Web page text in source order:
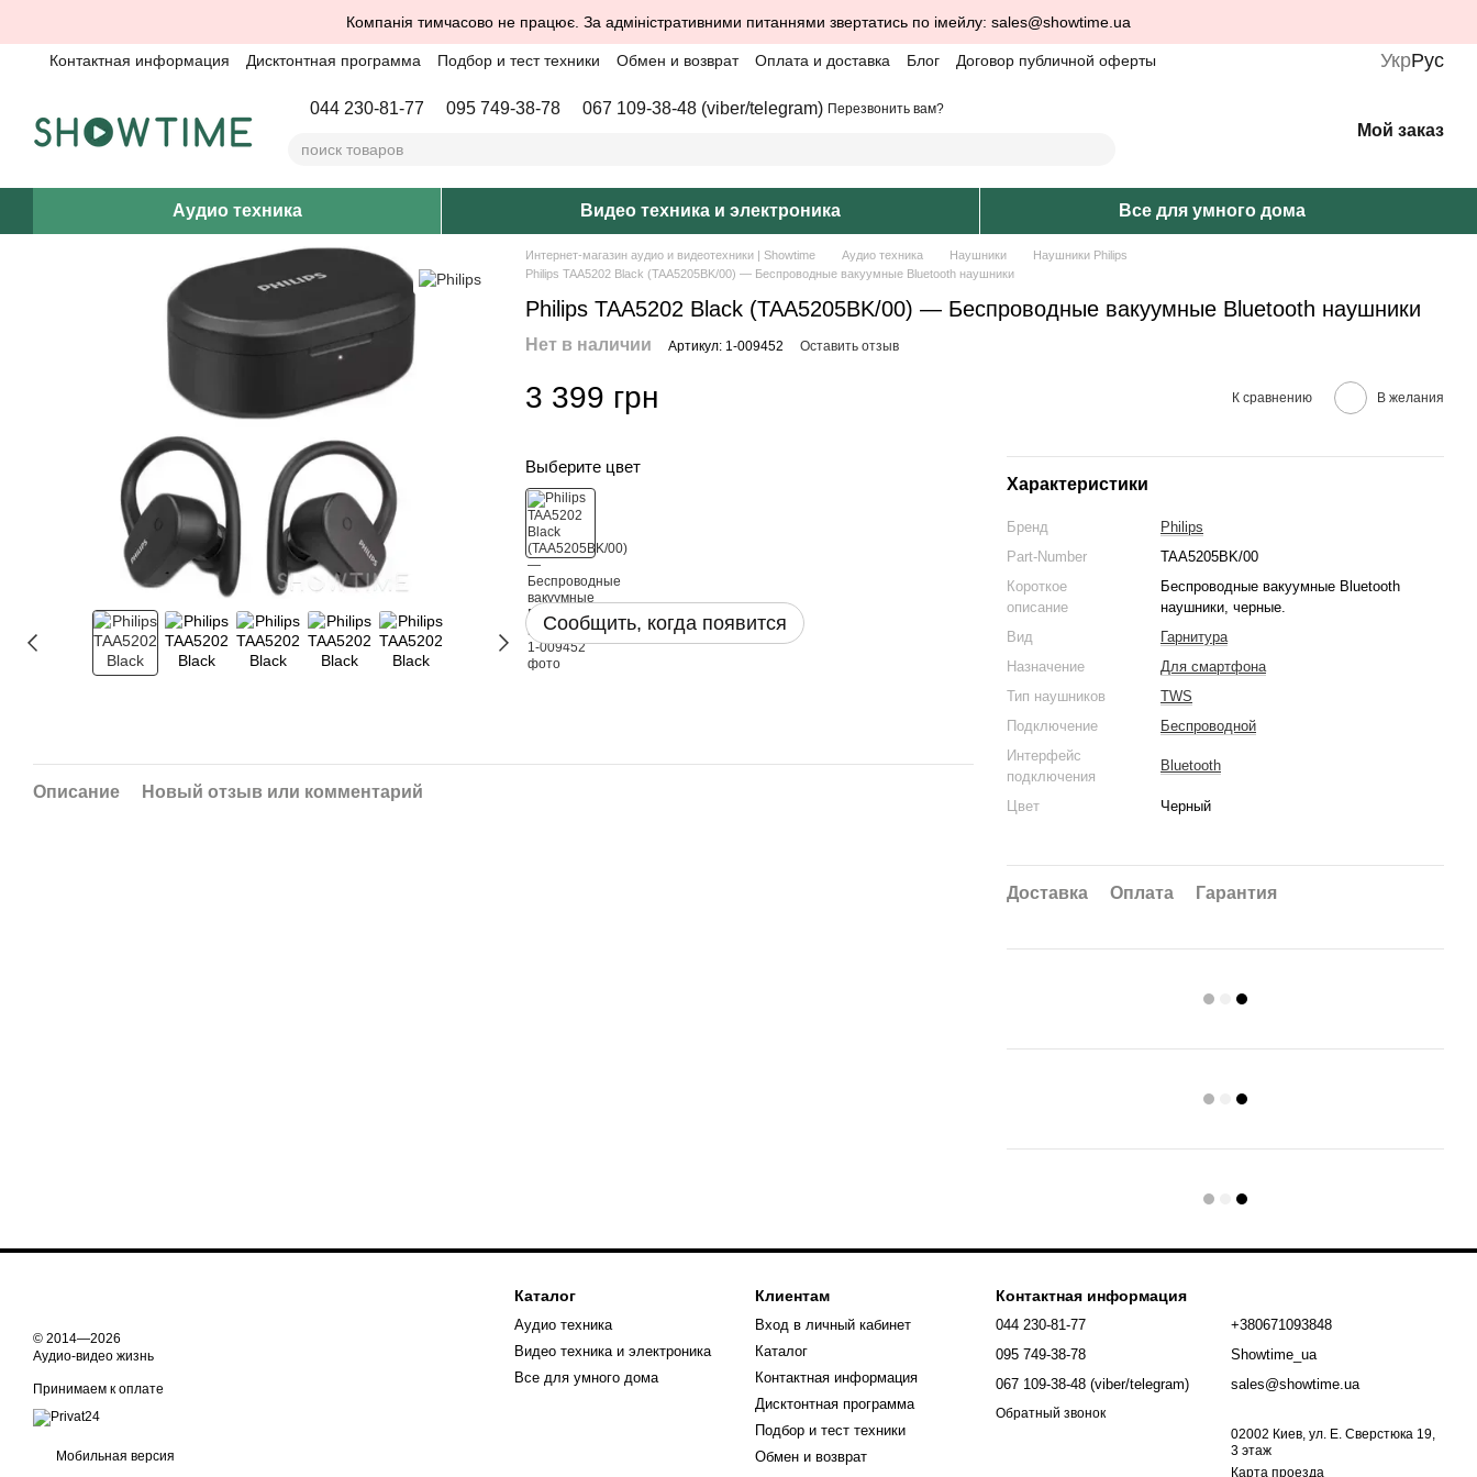
Компанія тимчасово не працює. За адміністративними питаннями звертатись по імейлу: sales@showtime.ua
Контактная информация Дисктонтная программа Подбор и тест техники Обмен и возврат Оплата и доставка Блог Договор публичной оферты УкрРус
044 230-81-77 095 749-38-78 067 109-38-48 (viber/telegram) Перезвонить вам?
Мой заказ
Аудио техника Видео техника и электроника Все для умного дома
Интернет-магазин аудио и видеотехники | Showtime Аудио техника Наушники
Наушники Philips
Philips TAA5202 Black (TAA5205BK/00) — Беспроводные вакуумные Bluetooth наушники
Philips TAA5202 Black (TAA5205BK/00) — Беспроводные вакуумные Bluetooth наушники
Нет в наличии Артикул: 1-009452 Оставить отзыв
3 399 грн К сравнению В желания
Выберите цвет
Сообщить, когда появится
Характеристики
Бренд
Philips
Part-Number
TAA5205BK/00
Короткое
описание
Беспроводные вакуумные Bluetooth
наушники, черные.
Вид
Гарнитура
Назначение
Для смартфона
Тип наушников
TWS
Подключение
Беспроводной
Интерфейс
подключения
Bluetooth
Цвет Черный
Доставка Оплата Гарантия
Описание Новый отзыв или комментарий
© 2014—2026
Аудио-видео жизнь
Принимаем к оплате
Мобильная версия
Каталог
Аудио техника
Видео техника и электроника
Все для умного дома
Клиентам
Вход в личный кабинет
Каталог
Контактная информация
Дисктонтная программа
Подбор и тест техники
Обмен и возврат
Контактная информация
044 230-81-77
095 749-38-78
067 109-38-48 (viber/telegram)
Обратный звонок
+380671093848
Showtime_ua
sales@showtime.ua
02002 Киев, ул. Е. Сверстюка 19,
3 этаж
Карта проезда